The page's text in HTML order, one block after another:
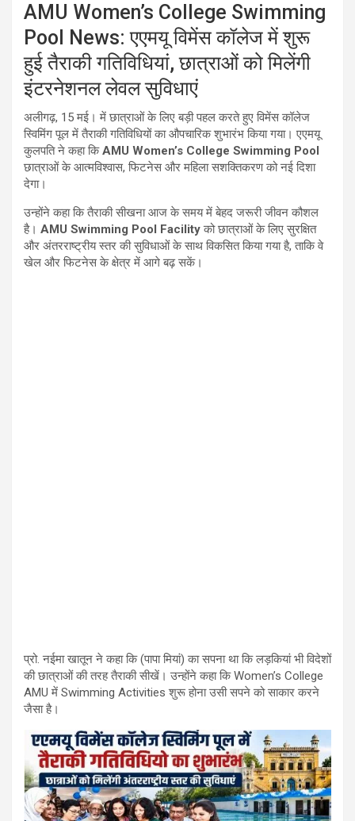
AMU Women’s College Swimming
Pool News: एएमयू विमेंस कॉलेज में शुरू
हुई तैराकी गतिविधियां, छात्राओं को मिलेंगी
इंटरनेशनल लेवल सुविधाएं
अलीगढ़, 15 मई। में छात्राओं के लिए बड़ी पहल करते हुए विमेंस कॉलेज
स्विमिंग पूल में तैराकी गतिविधियों का औपचारिक शुभारंभ किया गया। एएमयू
कुलपति ने कहा किAMU Women’s College Swimming Pool
छात्राओं के आत्मविश्वास, फिटनेस और महिला सशक्तिकरण को नई दिशा
देगा।
उन्होंने कहा कि तैराकी सीखना आज के समय में बेहद जरूरी जीवन कौशल
है। AMU Swimming Pool Facilityको छात्राओं के लिए सुरक्षित
और अंतरराष्ट्रीय स्तर की सुविधाओं के साथ विकसित किया गया है, ताकि वे
खेल और फिटनेस के क्षेत्र में आगे बढ़ सकें।
प्रो. नईमा खातून ने कहा कि (पापा मियां) का सपना था कि लड़कियां भी विदेशों
की छात्राओं की तरह तैराकी सीखें। उन्होंने कहा कि Women’s College
AMU में Swimming Activities शुरू होना उसी सपने को साकार करने
जैसा है।